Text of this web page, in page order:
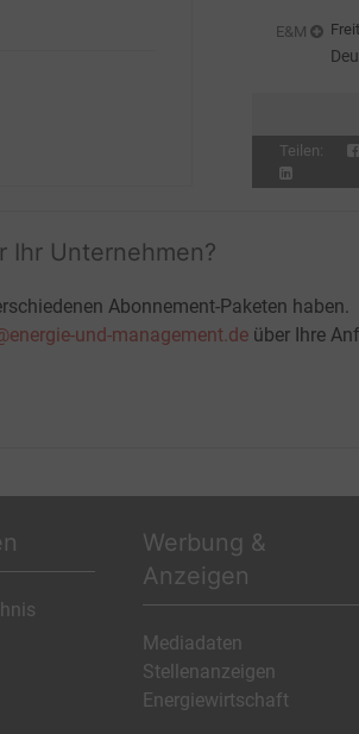
E&M
Teilen:
Ihr Unternehmen?
Abonnement-Paketen haben.
und-management.de über Ihre
Werbung &
Anzeigen
Mediadaten
Stellenanzeigen
Energiewirtschaft